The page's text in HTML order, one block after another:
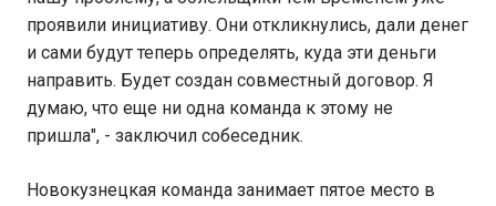
проявили инициативу. Они откликнулись, дали денег
и сами будут теперь определять, куда эти деньги
направить. Будет создан совместный договор. Я
думаю, что еще ни одна команда к этому не
пришла", - заключил собеседник.
Новокузнецкая команда занимает пятое место в